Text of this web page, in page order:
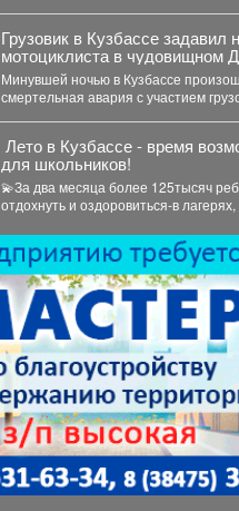
Грузовик в Кузбассе задавил
мотоциклиста в чудовищном
Минувшей ночью в Кузбассе
смертельная авария с участием
Лето в Кузбассе - время
для школьников!
💫За два месяца более 125тысяч
отдохнуть и оздоровиться-в лагерях,